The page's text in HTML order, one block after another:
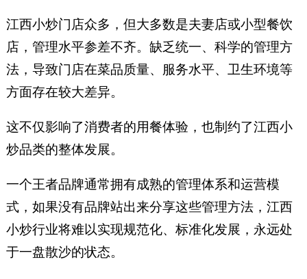
江西小炒门店众多，但大多数是夫妻店或小型餐饮
店，管理水平参差不齐。缺乏统一、科学的管理方
法，导致门店在菜品质量、服务水平、卫生环境等
方面存在较大差异。
这不仅影响了消费者的用餐体验，也制约了江西小
炒品类的整体发展。
一个王者品牌通常拥有成熟的管理体系和运营模
式，如果没有品牌站出来分享这些管理方法，江西
小炒行业将难以实现规范化、标准化发展，永远处
于一盘散沙的状态。